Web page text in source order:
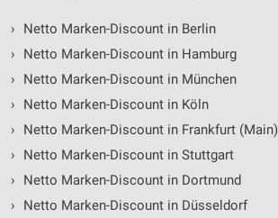
›
Netto Marken-Discount in Berlin
›
Netto Marken-Discount in Hamburg
›
Netto Marken-Discount in München
›
Netto Marken-Discount in Köln
›
Netto Marken-Discount in Frankfurt (Main)
›
Netto Marken-Discount in Stuttgart
›
Netto Marken-Discount in Dortmund
›
Netto Marken-Discount in Düsseldorf